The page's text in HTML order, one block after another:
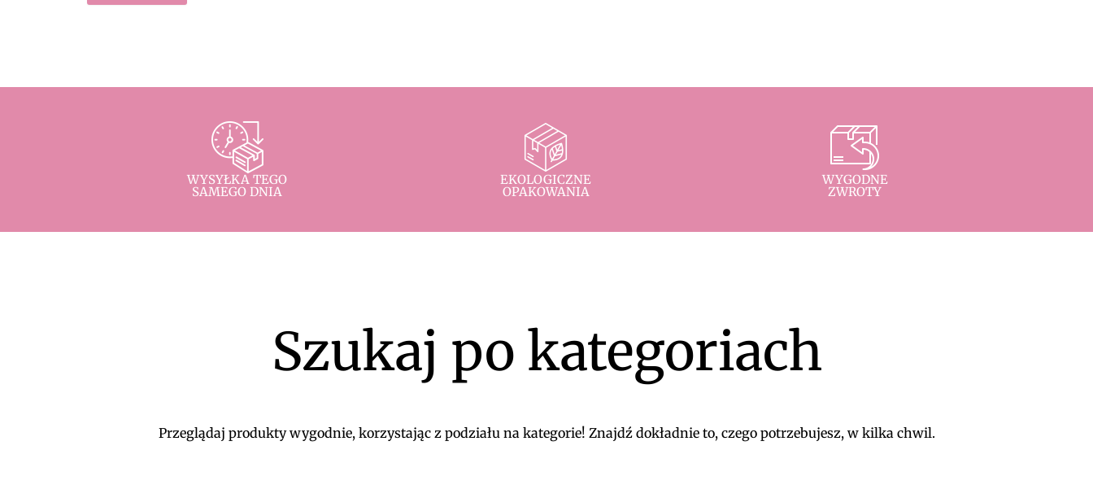
WYSYŁKA TEGO
SAMEGO DNIA
EKOLOGICZNE
OPAKOWANIA
WYGODNE
ZWROTY
Szukaj po kategoriach
Przeglądaj produkty wygodnie, korzystając z podziału na kategorie! Znajdź dokładnie to, czego potrzebujesz, w kilka chwil.